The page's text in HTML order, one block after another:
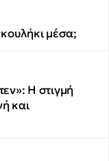
μέσα;
Η στιγμή
και